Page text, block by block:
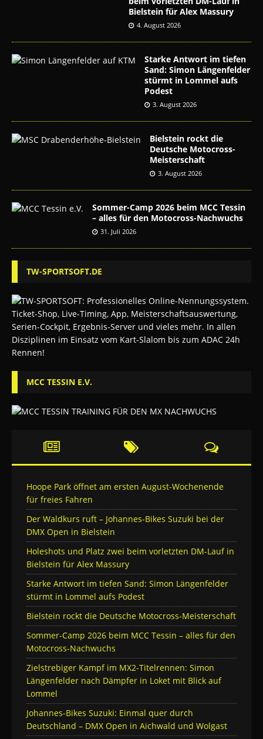
Bielstein für Alex Massury
4. August 2026
Starke Antwort im tiefen
Sand: Simon Längenfelder
stürmt in Lommel aufs
Podest
3. August 2026
Bielstein rockt die
Deutsche Motocross-
Meisterschaft
3. August 2026
Sommer-Camp 2026 beim MCC Tessin
– alles für den Motocross-Nachwuchs
31. Juli 2026
TW-SPORTSOFT.DE
MCC TESSIN E.V.
Hoope Park öffnet am ersten August-Wochenende
für freies Fahren
Der Waldkurs ruft – Johannes-Bikes Suzuki bei der
DMX Open in Bielstein
Holeshots und Platz zwei beim vorletzten DM-Lauf in
Bielstein für Alex Massury
Starke Antwort im tiefen Sand: Simon Längenfelder
stürmt in Lommel aufs Podest
Bielstein rockt die Deutsche Motocross-Meisterschaft
Sommer-Camp 2026 beim MCC Tessin – alles für den
Motocross-Nachwuchs
Zielstrebiger Kampf im MX2-Titelrennen: Simon
Längenfelder nach Dämpfer in Loket mit Blick auf
Lommel
Johannes-Bikes Suzuki: Einmal quer durch
Deutschland – DMX Open in Aichwald und Wolgast